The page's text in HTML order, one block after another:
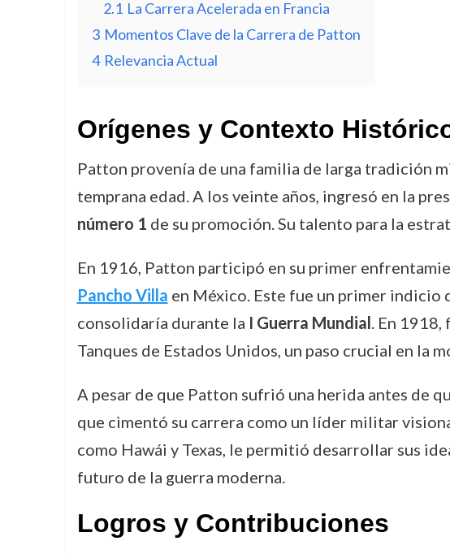
2.1 La Carrera Acelerada en Francia
3 Momentos Clave de la Carrera de Patton
4 Relevancia Actual
Orígenes y Contexto
Patton provenía de una familia de larga tradición
temprana edad. A los veinte años, ingresó en la
número 1 de su promoción. Su talento para la
En 1916, Patton participó en su primer
Pancho Villa en México. Este fue un primer indicio
consolidaría durante la I Guerra Mundial. En 1918,
Tanques de Estados Unidos, un paso crucial en
A pesar de que Patton sufrió una herida antes de
que cimentó su carrera como un líder militar
como Hawái y Texas, le permitió desarrollar sus
futuro de la guerra moderna.
Logros y Contribuciones